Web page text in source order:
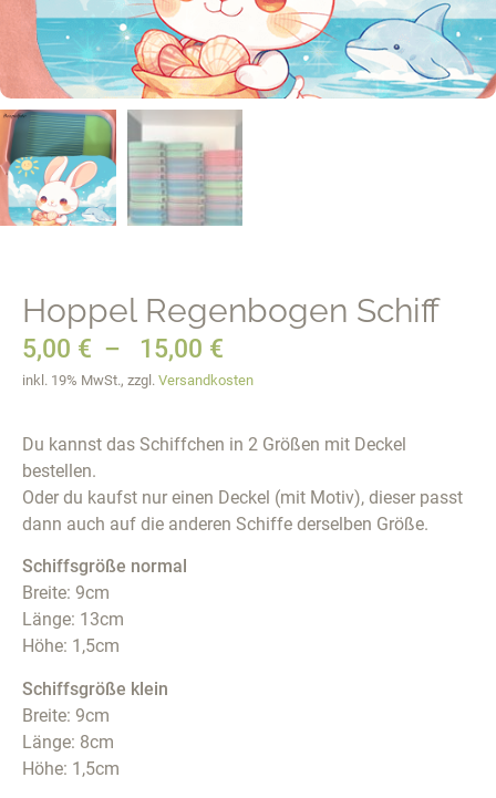
Hoppel Regenbogen Schiff
5,00 € – 15,00 €
inkl. 19% MwSt., zzgl. Versandkosten
Du kannst das Schiffchen in 2 Größen mit Deckel
bestellen.
Oder du kaufst nur einen Deckel (mit Motiv), dieser passt
dann auch auf die anderen Schiffe derselben Größe.
Schiffsgröße normal
Breite: 9cm
Länge: 13cm
Höhe: 1,5cm
Schiffsgröße klein
Breite: 9cm
Länge: 8cm
Höhe: 1,5cm